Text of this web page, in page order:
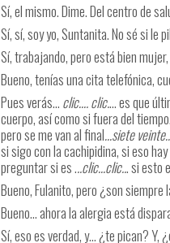
Sí, el mismo. Dime. Del centro de
Sí, sí, soy yo, Suntanita. No sé si le
Sí, trabajando, pero está bien mujer,
Bueno, tenías una cita telefónica,
Pues verás… clic…. clic.… es que
cuerpo, así como si fuera del
pero se me van al final…siete
si sigo con la cachipidina, si eso
preguntar si es ...clic…clic... si esto
Bueno, Fulanito, pero ¿son
Bueno… ahora la alergia está
Sí, eso es verdad, y… ¿te pican? Y,